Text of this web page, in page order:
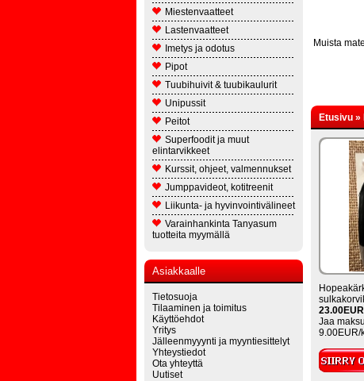
Miestenvaatteet
Lastenvaatteet
Imetys ja odotus
Pipot
Tuubihuivit & tuubikaulurit
Unipussit
Peitot
Superfoodit ja muut
elintarvikkeet
Kurssit, ohjeet, valmennukset
Jumppavideot, kotitreenit
Liikunta- ja hyvinvointivälineet
Varainhankinta Tanyasum
tuotteita myymällä
Asiakkaalle
Tietosuoja
Tilaaminen ja toimitus
Käyttöehdot
Yritys
Jälleenmyyynti ja myyntiesittelyt
Yhteystiedot
Ota yhteyttä
Uutiset
Muista
Etusivu »
23.00EUR
Jaa
9.00EUR/